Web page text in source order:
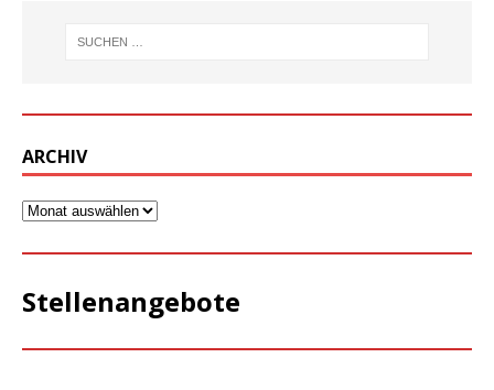
ARCHIV
Stellenangebote